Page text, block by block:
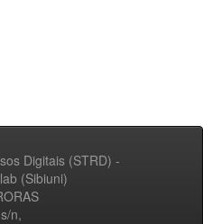
Digitais (STRD) -
(Sibiuni)
n,